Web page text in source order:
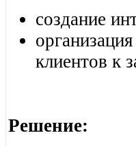
создание
клиентов к
Решение: